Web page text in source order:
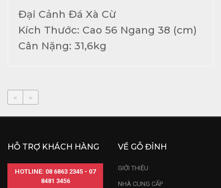
Đại Cảnh Đá Xà Cừ
Kích Thước: Cao 56 Ngang 38 (cm)
Cân Nặng: 31,6kg
« »
HỖ TRỢ KHÁCH HÀNG
HOTLINE: 08 6863 2345 - 07
8481 3456
VỀ GỖ ĐỈNH
GIỚI THIỆU
NHÀ CUNG CẤP